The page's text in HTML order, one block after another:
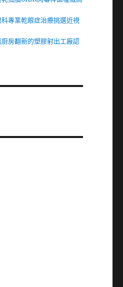
專業乾眼症治療挑選近視
房翻新的塑膠射出工廠認